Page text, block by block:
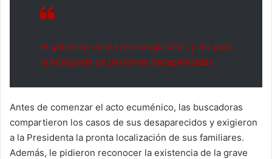
El gobierno utiliza tecnología láser y 3D para
la búsqueda de personas desaparecidas
Antes de comenzar el acto ecuménico, las buscadoras
compartieron los casos de sus desaparecidos y exigieron
a la Presidenta la pronta localización de sus familiares.
Además, le pidieron reconocer la existencia de la grave